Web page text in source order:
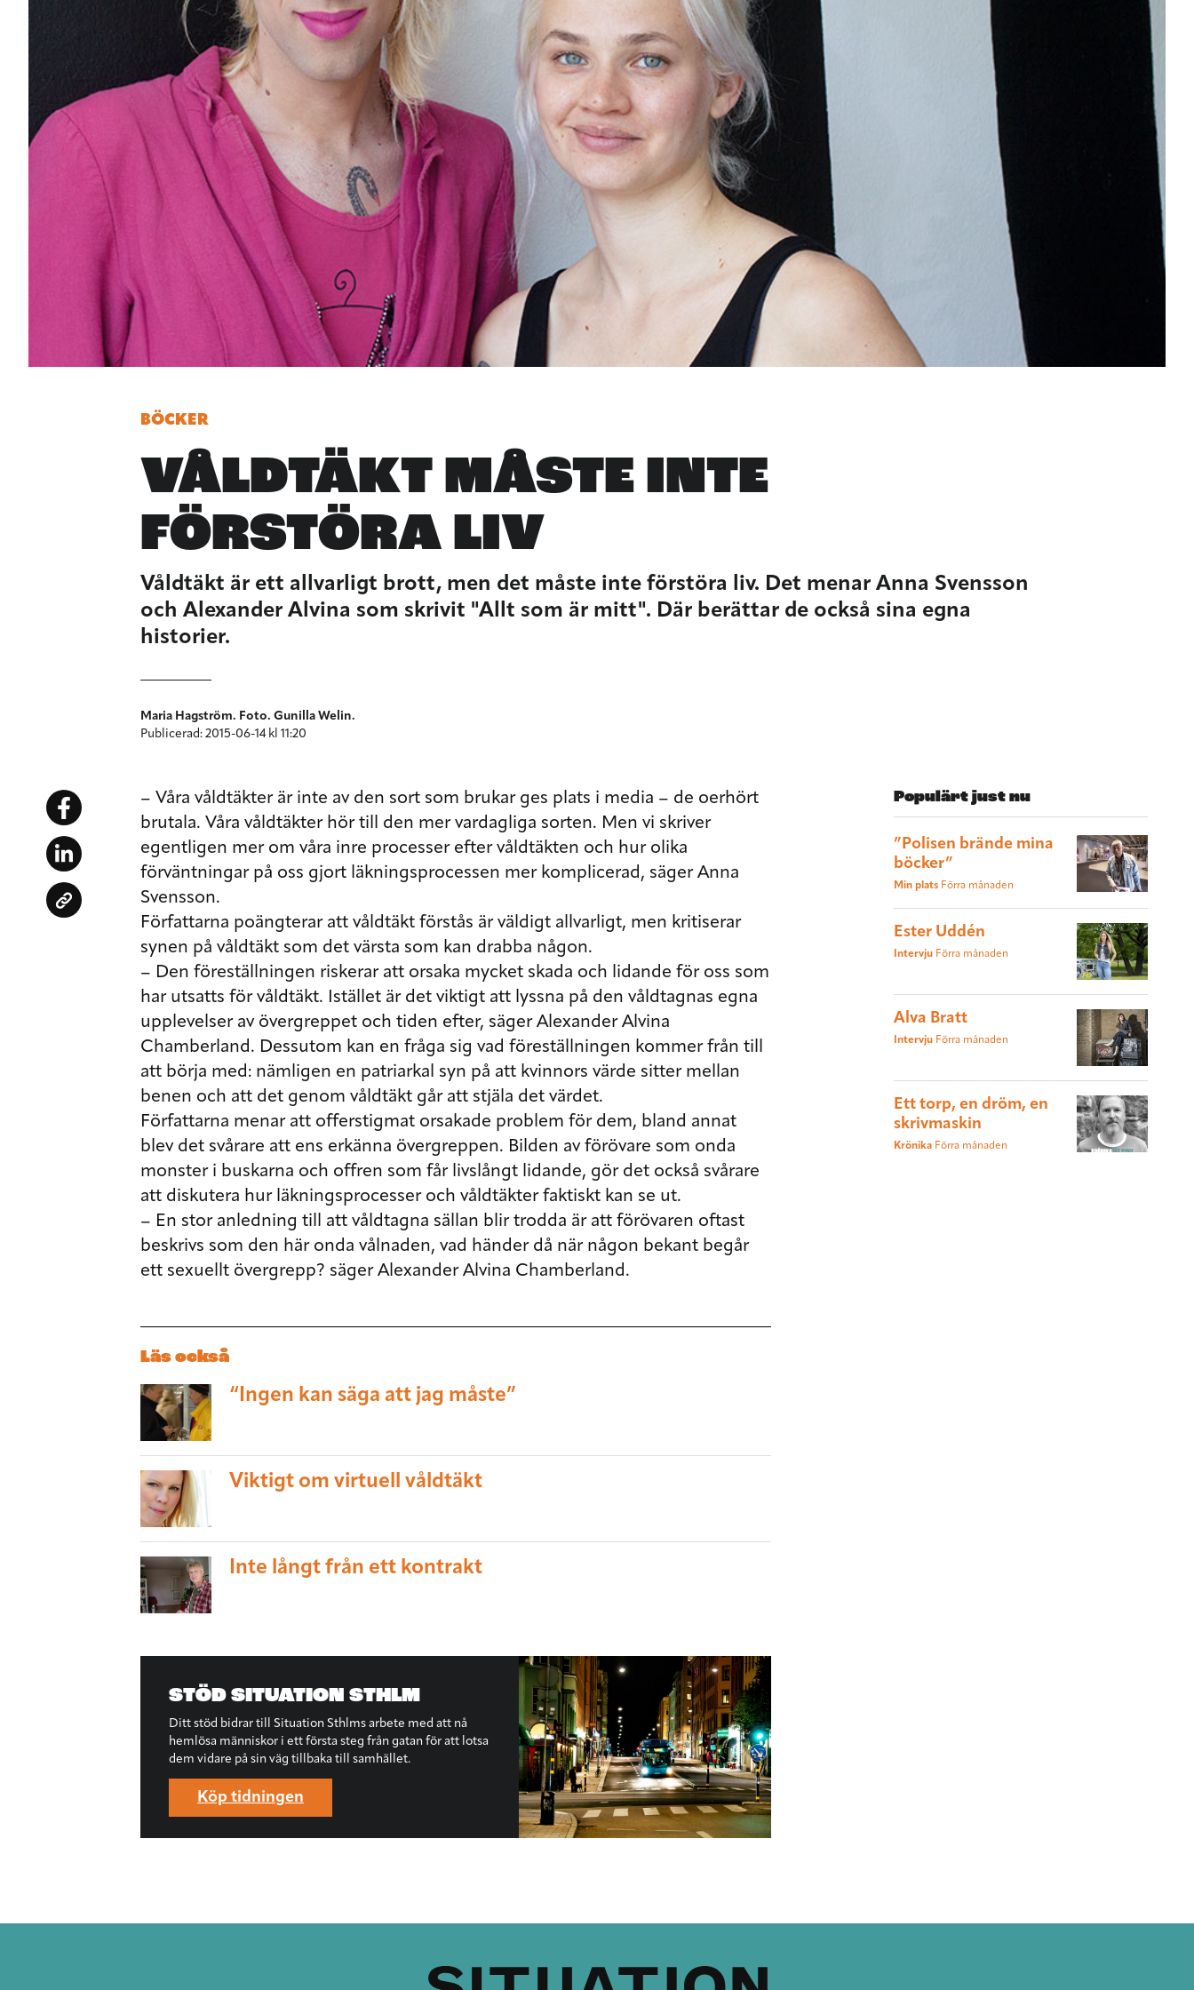
BÖCKER
VÅLDTÄKT MÅSTE INTE
FÖRSTÖRA LIV
Våldtäkt är ett allvarligt brott, men det måste inte förstöra liv. Det menar Anna Svensson
och Alexander Alvina som skrivit "Allt som är mitt". Där berättar de också sina egna
historier.
Maria Hagström. Foto. Gunilla Welin.
Publicerad: 2015-06-14 kl 11:20
– Våra våldtäkter är inte av den sort som brukar ges plats i media – de oerhört
brutala. Våra våldtäkter hör till den mer vardagliga sorten. Men vi skriver
egentligen mer om våra inre processer efter våldtäkten och hur olika
förväntningar på oss gjort läkningsprocessen mer komplicerad, säger Anna
Svensson.
Författarna poängterar att våldtäkt förstås är väldigt allvarligt, men kritiserar
synen på våldtäkt som det värsta som kan drabba någon.
– Den föreställningen riskerar att orsaka mycket skada och lidande för oss som
har utsatts för våldtäkt. Istället är det viktigt att lyssna på den våldtagnas egna
upplevelser av övergreppet och tiden efter, säger Alexander Alvina
Chamberland. Dessutom kan en fråga sig vad föreställningen kommer från till
att börja med: nämligen en patriarkal syn på att kvinnors värde sitter mellan
benen och att det genom våldtäkt går att stjäla det värdet.
Författarna menar att offerstigmat orsakade problem för dem, bland annat
blev det svårare att ens erkänna övergreppen. Bilden av förövare som onda
monster i buskarna och offren som får livslångt lidande, gör det också svårare
att diskutera hur läkningsprocesser och våldtäkter faktiskt kan se ut.
– En stor anledning till att våldtagna sällan blir trodda är att förövaren oftast
beskrivs som den här onda vålnaden, vad händer då när någon bekant begår
ett sexuellt övergrepp? säger Alexander Alvina Chamberland.
Populärt just nu
”Polisen brände mina
böcker”
Min plats Förra månaden
Ester Uddén
Intervju Förra månaden
Alva Bratt
Intervju Förra månaden
Ett torp, en dröm, en
skrivmaskin
Krönika Förra månaden
Läs också
“Ingen kan säga att jag måste”
Viktigt om virtuell våldtäkt
Inte långt från ett kontrakt
STÖD SITUATION STHLM
Ditt stöd bidrar till Situation Sthlms arbete med att nå
hemlösa människor i ett första steg från gatan för att lotsa
dem vidare på sin väg tillbaka till samhället.
Köp tidningen